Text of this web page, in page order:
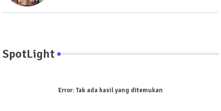
SpotLight
Error:Tak ada hasil yang ditemukan